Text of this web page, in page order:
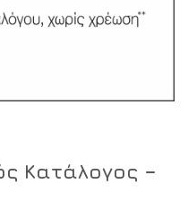
Κατάλογος –